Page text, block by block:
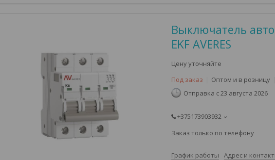
Выключатель
EKF AVERES
Цену уточняйте
Под заказ
Оптом и в розницу
Отправка с 23 августа 2026
+375173903932
Заказ только по телефону
График работы Адрес и